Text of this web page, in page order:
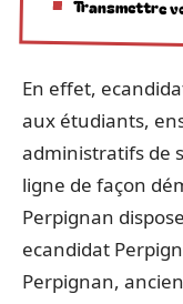
Transmettre
En effet,
aux étudiants,
administratifs de
ligne de façon
Perpignan
ecandidat
Perpignan,